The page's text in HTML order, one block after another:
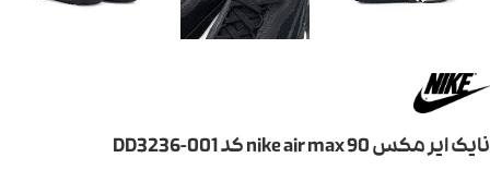
نایک ایر مکس 90 nike air max کد DD3236-001